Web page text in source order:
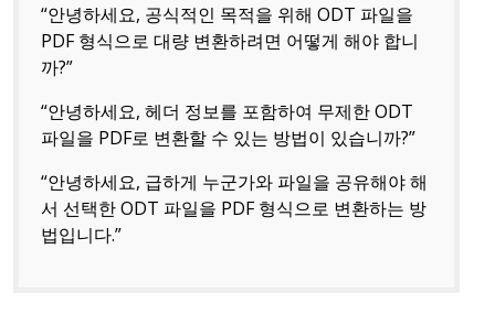
“안녕하세요, 공식적인 목적을 위해 ODT 파일을
PDF 형식으로 대량 변환하려면 어떻게 해야 합니
까?”
“안녕하세요, 헤더 정보를 포함하여 무제한 ODT
파일을 PDF로 변환할 수 있는 방법이 있습니까?”
“안녕하세요, 급하게 누군가와 파일을 공유해야 해
서 선택한 ODT 파일을 PDF 형식으로 변환하는 방
법입니다.”